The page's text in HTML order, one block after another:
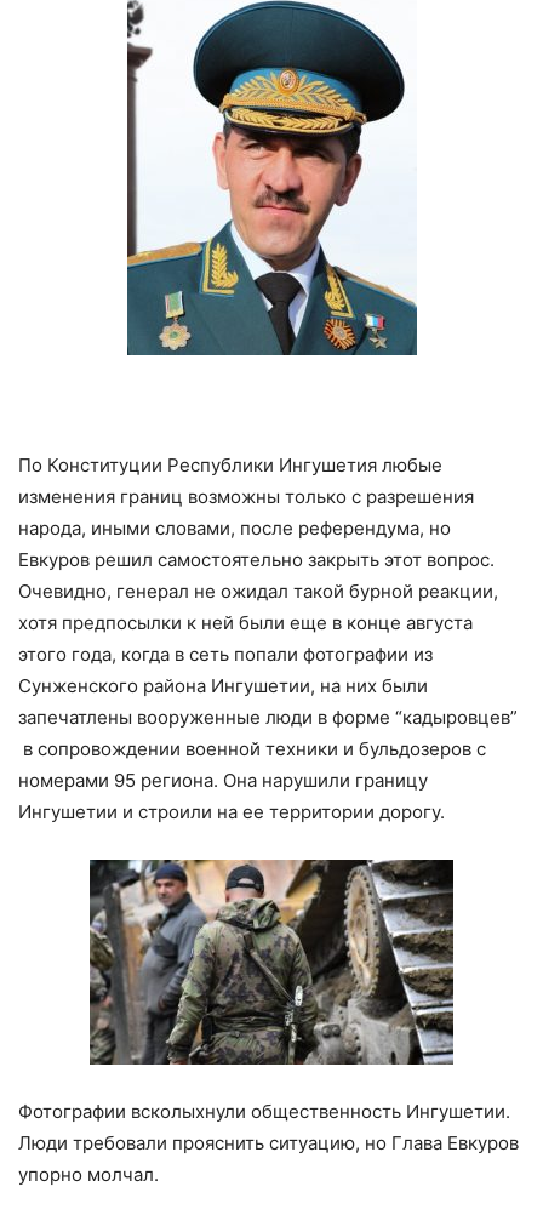
По Конституции Республики Ингушетия любые
изменения границ возможны только с разрешения
народа, иными словами, после референдума, но
Евкуров решил самостоятельно закрыть этот вопрос.
Очевидно, генерал не ожидал такой бурной реакции,
хотя предпосылки к ней были еще в конце августа
этого года, когда в сеть попали фотографии из
Сунженского района Ингушетии, на них были
запечатлены вооруженные люди в форме “кадыровцев”
в сопровождении военной техники и бульдозеров с
номерами 95 региона. Она нарушили границу
Ингушетии и строили на ее территории дорогу.
Фотографии всколыхнули общественность Ингушетии.
Люди требовали прояснить ситуацию, но Глава Евкуров
упорно молчал.